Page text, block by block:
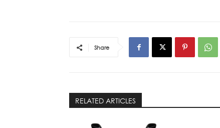
Share
RELATED ARTICLES